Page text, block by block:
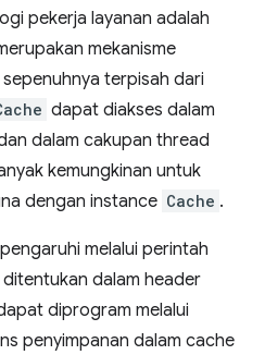
pekerja layanan adalah
mekanisme
terpisah dari
dapat diakses dalam
dalam cakupan thread
kemungkinan untuk
dengan instance Cache .
melalui perintah
dalam header
diprogram melalui
penyimpanan dalam cache